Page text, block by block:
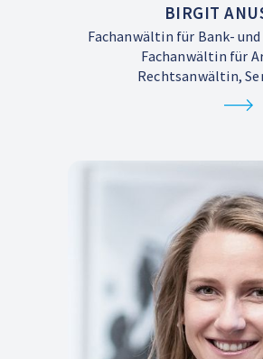
BIRGIT
Fachanwältin für Bank-
Fachanwältin für
Rechtsanwältin,